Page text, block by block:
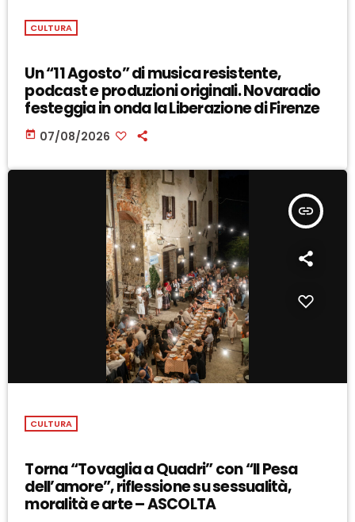
CULTURA
Un “11 Agosto” di musica resistente,
podcast e produzioni originali. Novaradio
festeggia in onda la Liberazione di Firenze
today 07/08/2026
insert_link
CULTURA
Torna “Tovaglia a Quadri” con “Il Pesa
dell’amore”, riflessione su sessualità,
moralità e arte – ASCOLTA